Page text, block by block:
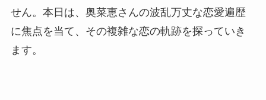
せん。本日は、奥菜恵さんの波乱万丈な恋愛遍歴
に焦点を当て、その複雑な恋の軌跡を探っていき
ます。